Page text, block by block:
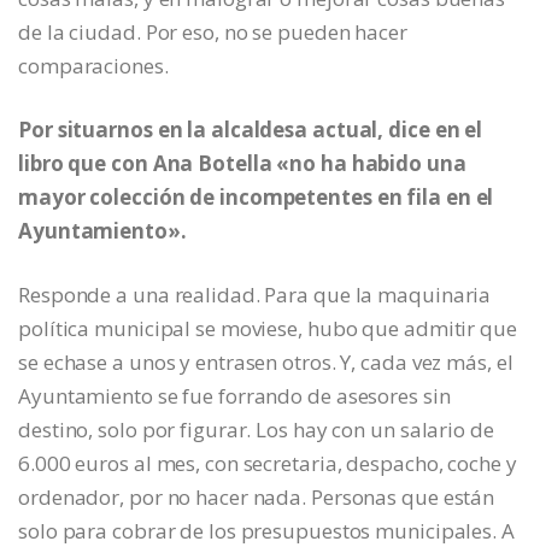
de la ciudad. Por eso, no se pueden hacer
comparaciones.
Por situarnos en la alcaldesa actual, dice en el
libro que con Ana Botella «no ha habido una
mayor colección de incompetentes en fila en el
Ayuntamiento».
Responde a una realidad. Para que la maquinaria
política municipal se moviese, hubo que admitir que
se echase a unos y entrasen otros. Y, cada vez más, el
Ayuntamiento se fue forrando de asesores sin
destino, solo por figurar. Los hay con un salario de
6.000 euros al mes, con secretaria, despacho, coche y
ordenador, por no hacer nada. Personas que están
solo para cobrar de los presupuestos municipales. A